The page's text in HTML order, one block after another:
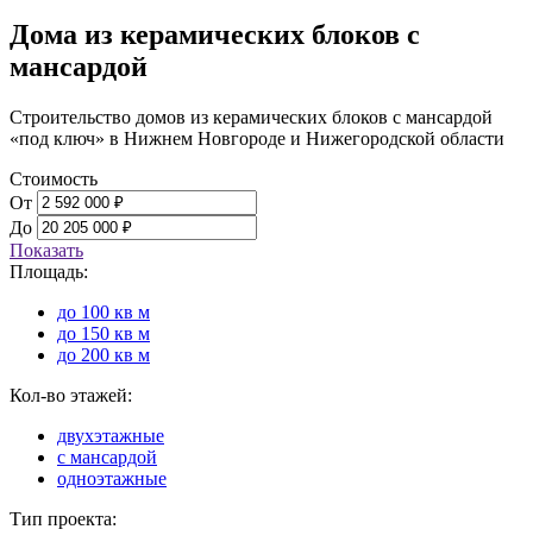
Дома из керамических блоков с
мансардой
Строительство домов из керамических блоков с мансардой
«под ключ» в Нижнем Новгороде и Нижегородской области
Стоимость
От
До
Показать
Площадь:
до 100 кв м
до 150 кв м
до 200 кв м
Кол-во этажей:
двухэтажные
с мансардой
одноэтажные
Тип проекта: